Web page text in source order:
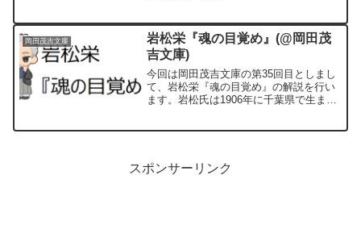
岡田茂吉文庫
岩松栄『魂の目覚め』(@岡田茂
吉文庫)
今回は岡田茂吉文庫の第35回目としまし
て、岩松栄『魂の目覚め』の解説を行い
ます。岩松氏は1906年に千葉県で生まれ
スポンサーリンク